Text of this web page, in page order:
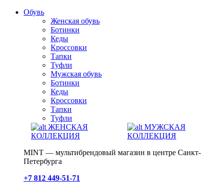
Обувь
Женская обувь
Ботинки
Кеды
Кроссовки
Тапки
Туфли
Мужская обувь
Ботинки
Кеды
Кроссовки
Тапки
Туфли
ЖЕНСКАЯ
КОЛЛЕКЦИЯ
МУЖСКАЯ
КОЛЛЕКЦИЯ
MINT — мультибрендовый магазин в центре Санкт-
Петербурга
+7 812 449-51-71